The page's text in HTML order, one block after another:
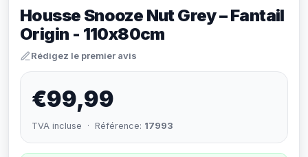
Housse Snooze Nut Grey – Fantail
Origin - 110x80cm
Rédigez le premier avis
€99,99
TVA incluse · Référence: 17993